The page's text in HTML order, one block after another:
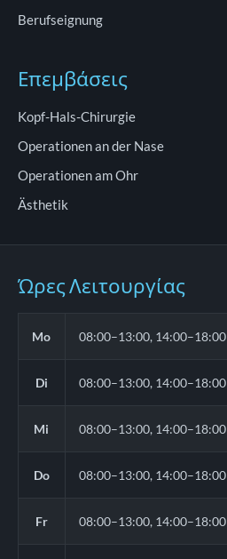
Berufseignung
Επεμβάσεις
Kopf-Hals-Chirurgie
Operationen an der Nase
Operationen am Ohr
Ästhetik
Ώρες Λειτουργίας
Mo 08:00–13:00, 14:00–18:00
Di 08:00–13:00, 14:00–18:00
Mi 08:00–13:00, 14:00–18:00
Do 08:00–13:00, 14:00–18:00
Fr 08:00–13:00, 14:00–18:00